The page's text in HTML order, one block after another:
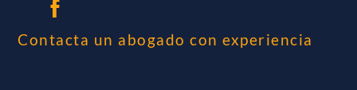
Contacta un abogado con experiencia